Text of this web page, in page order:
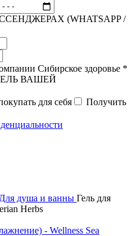
(WHATSAPP /
Сибирское здоровье *
ВАШЕЙ
для себя
Получить
Для душа и ванны Гель для
Herbs
- Wellness Sea